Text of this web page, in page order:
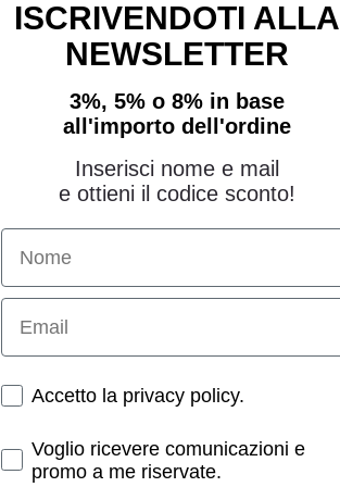
FOLLOW
Facebook
Instagram
Youtube
ISCRIVENDOTI ALLA
NEWSLETTER
3%, 5% o 8% in base
all'importo dell'ordine
Inserisci nome e mail
e ottieni il codice sconto!
Name
Email
Spunte obbligatorie
Accetto la privacy policy.
Spunte obbligatorie
Voglio ricevere comunicazioni e
promo a me riservate.